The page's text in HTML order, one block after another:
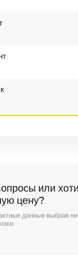
или
цену?
данные выбрав